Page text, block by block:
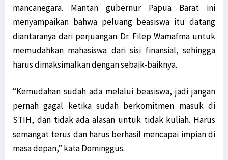
mancanegara. Mantan gubernur Papua Barat ini
menyampaikan bahwa peluang beasiswa itu datang
diantaranya dari perjuangan Dr. Filep Wamafma untuk
memudahkan mahasiswa dari sisi finansial, sehingga
harus dimaksimalkan dengan sebaik-baiknya.
“Kemudahan sudah ada melalui beasiswa, jadi jangan
pernah gagal ketika sudah berkomitmen masuk di
STIH, dan tidak ada alasan untuk tidak kuliah. Harus
semangat terus dan harus berhasil mencapai impian di
masa depan,” kata Dominggus.